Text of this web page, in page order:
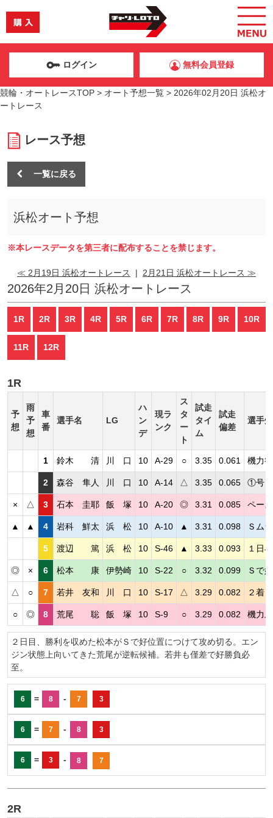
ログイン 無料会員登録
競輪・オートレースTOP > オート予想一覧 > 2026年02月20日 浜松オ
ートレース
レース予想
一覧に戻る
浜松オート予想
※本レースデータを第三者に配布することを禁じます。
≪ 2月19日 浜松オートレース | 2月21日 浜松オートレース ≫
2026年2月20日 浜松オートレース
1R 2R 3R 4R 5R 6R 7R 8R 9R 10R
11R 12R
1R
予
想
雨
予
想
車
番
選手名 LG
ハ
ン
デ
現ラ
ンク
ス
タ
ー
ト
試走
タイ
ム
試走
偏差
選手
1 鈴木 清 川 口 10 A-29 ○ 3.35 0.061 機力
2 森谷 隼人 川 口 10 A-14 △ 3.35 0.065 ①号と
× △ 3 石本 圭耶 飯 塚 10 A-20 ◎ 3.31 0.085 ペー
▲ ▲ 4 岩科 鮮太 浜 松 10 A-10 ▲ 3.31 0.098 Ｓム
5 渡辺 篤 浜 松 10 S-46 ▲ 3.33 0.093 １日
◎ × 6 松本 康 伊勢崎 10 S-22 ○ 3.32 0.099 Ｓで
△ ○ 7 若井 友和 川 口 10 S-17 △ 3.29 0.082 ２着
○ ◎ 8 荒尾 聡 飯 塚 10 S-9 ○ 3.29 0.082 機力
２日目、勝利を収めた松本がＳで好位置につけて攻め切る。エン
ジン状態上向いてきた荒尾が逆転候補。若井も僅差で好勝負必
至。
6 = 8 - 7 3
6 = 7 - 8 3
6 = 3 - 8 7
2R